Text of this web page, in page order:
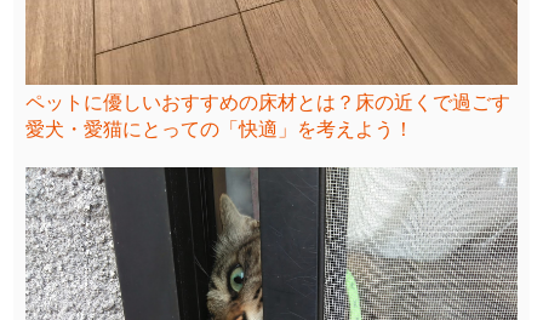
ペットに優しいおすすめの床材とは？床の近くで過ごす
愛犬・愛猫にとっての「快適」を考えよう！